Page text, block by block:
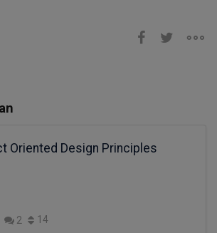
Oriented Design Principles
2 14